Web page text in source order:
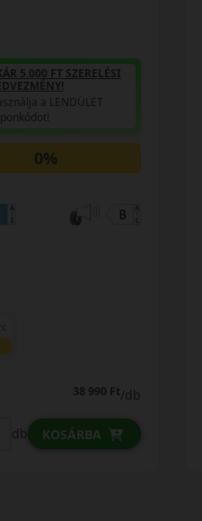
a LENDÜLET
0%
44 490 Ft/db
KOSÁRBA